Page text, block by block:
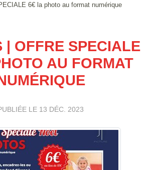
6€ la photo au format numérique
| OFFRE SPECIALE
AU FORMAT
LE 13 DÉC. 2023